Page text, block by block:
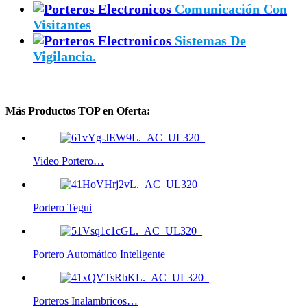
Comunicación Con
Visitantes
Sistemas De
Vigilancia.
Más Productos TOP en Oferta:
Video Portero…
Portero Tegui
Portero Automático Inteligente
Porteros Inalambricos…